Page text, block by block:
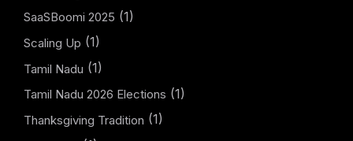
SaaSBoomi 2025 (1)
Scaling Up (1)
Tamil Nadu (1)
Tamil Nadu 2026 Elections (1)
Thanksgiving Tradition (1)